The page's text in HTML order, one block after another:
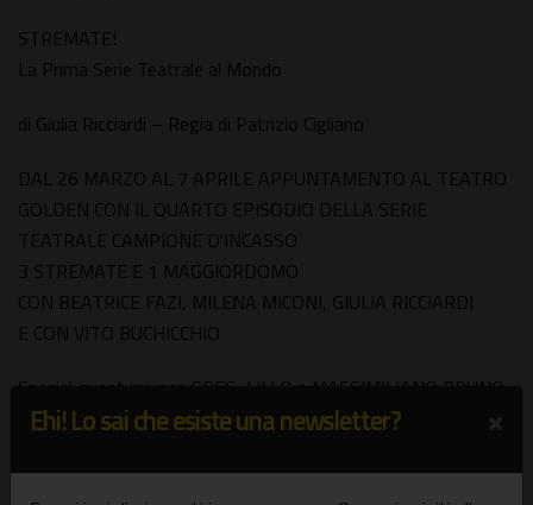
STREMATE!
La Prima Serie Teatrale al Mondo
di Giulia Ricciardi – Regia di Patrizio Cigliano
DAL 26 MARZO AL 7 APRILE APPUNTAMENTO AL TEATRO
GOLDEN CON IL QUARTO EPISODIO DELLA SERIE
TEATRALE CAMPIONE D'INCASSO
3 STREMATE E 1 MAGGIORDOMO
CON BEATRICE FAZI, MILENA MICONI, GIULIA RICCIARDI
E CON VITO BUCHICCHIO
Special guest in voce GREG, LILLO e MASSIMILIANO BRUNO
Regista Collaboratrice e Video Maker: Claudia Genolini
Luci: Elisa Mancini? ?
Ehi! Lo sai che esiste una newsletter?